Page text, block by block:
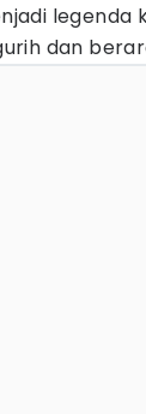
legenda
dan